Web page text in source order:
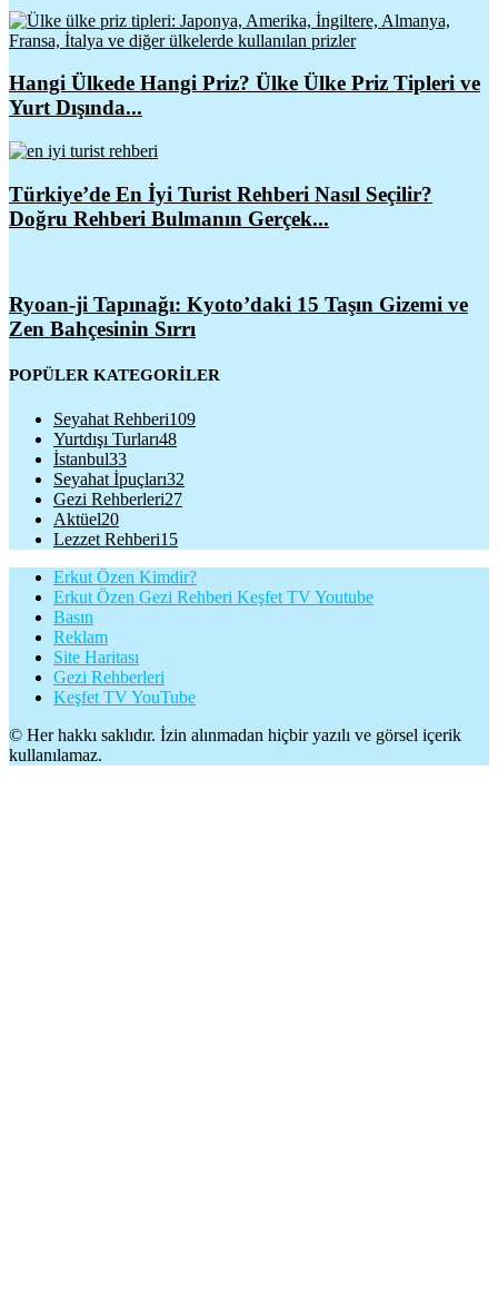
Hangi Ülkede Hangi Priz? Ülke Ülke Priz Tipleri ve
Yurt Dışında...
Türkiye’de En İyi Turist Rehberi Nasıl Seçilir?
Doğru Rehberi Bulmanın Gerçek...
Ryoan-ji Tapınağı: Kyoto’daki 15 Taşın Gizemi ve
Zen Bahçesinin Sırrı
POPÜLER KATEGORİLER
Seyahat Rehberi109
Yurtdışı Turları48
İstanbul33
Seyahat İpuçları32
Gezi Rehberleri27
Aktüel20
Lezzet Rehberi15
Erkut Özen Kimdir?
Erkut Özen Gezi Rehberi Keşfet TV Youtube
Basın
Reklam
Site Haritası
Gezi Rehberleri
Keşfet TV YouTube
© Her hakkı saklıdır. İzin alınmadan hiçbir yazılı ve görsel içerik
kullanılamaz.